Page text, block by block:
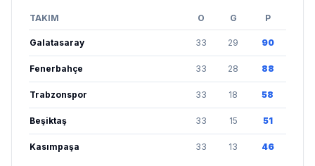
TAKIM O G P
Galatasaray 33 29 90
Fenerbahçe 33 28 88
Trabzonspor 33 18 58
Beşiktaş 33 15 51
Kasımpaşa 33 13 46